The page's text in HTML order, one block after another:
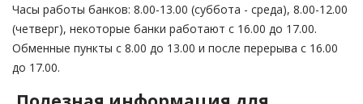
Часы работы банков: 8.00-13.00 (суббота - среда), 8.00-12.00
(четверг), некоторые банки работают с 16.00 до 17.00.
Обменные пункты с 8.00 до 13.00 и после перерыва с 16.00
до 17.00.